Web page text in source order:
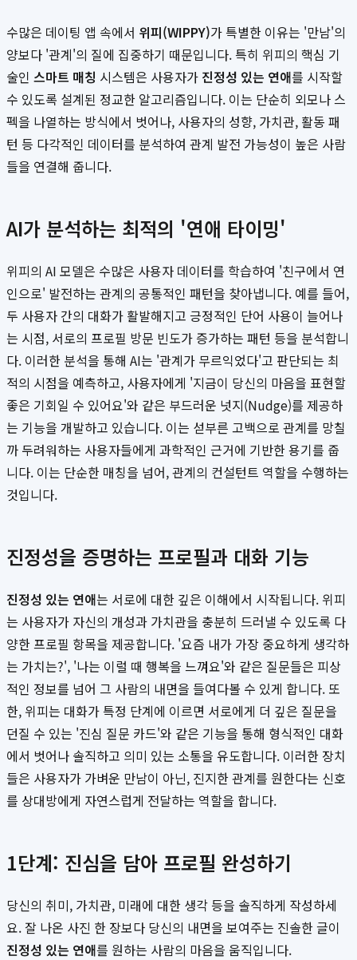
수많은 데이팅 앱 속에서 위피(WIPPY)가 특별한 이유는 '만남'의
양보다 '관계'의 질에 집중하기 때문입니다. 특히 위피의 핵심 기
술인 스마트 매칭 시스템은 사용자가 진정성 있는 연애를 시작할
수 있도록 설계된 정교한 알고리즘입니다. 이는 단순히 외모나 스
펙을 나열하는 방식에서 벗어나, 사용자의 성향, 가치관, 활동 패
턴 등 다각적인 데이터를 분석하여 관계 발전 가능성이 높은 사람
들을 연결해 줍니다.
AI가 분석하는 최적의 '연애 타이밍'
위피의 AI 모델은 수많은 사용자 데이터를 학습하여 '친구에서 연
인으로' 발전하는 관계의 공통적인 패턴을 찾아냅니다. 예를 들어,
두 사용자 간의 대화가 활발해지고 긍정적인 단어 사용이 늘어나
는 시점, 서로의 프로필 방문 빈도가 증가하는 패턴 등을 분석합니
다. 이러한 분석을 통해 AI는 '관계가 무르익었다'고 판단되는 최
적의 시점을 예측하고, 사용자에게 '지금이 당신의 마음을 표현할
좋은 기회일 수 있어요'와 같은 부드러운 넛지(Nudge)를 제공하
는 기능을 개발하고 있습니다. 이는 섣부른 고백으로 관계를 망칠
까 두려워하는 사용자들에게 과학적인 근거에 기반한 용기를 줍
니다. 이는 단순한 매칭을 넘어, 관계의 컨설턴트 역할을 수행하는
것입니다.
진정성을 증명하는 프로필과 대화 기능
진정성 있는 연애는 서로에 대한 깊은 이해에서 시작됩니다. 위피
는 사용자가 자신의 개성과 가치관을 충분히 드러낼 수 있도록 다
양한 프로필 항목을 제공합니다. '요즘 내가 가장 중요하게 생각하
는 가치는?', '나는 이럴 때 행복을 느껴요'와 같은 질문들은 피상
적인 정보를 넘어 그 사람의 내면을 들여다볼 수 있게 합니다. 또
한, 위피는 대화가 특정 단계에 이르면 서로에게 더 깊은 질문을
던질 수 있는 '진심 질문 카드'와 같은 기능을 통해 형식적인 대화
에서 벗어나 솔직하고 의미 있는 소통을 유도합니다. 이러한 장치
들은 사용자가 가벼운 만남이 아닌, 진지한 관계를 원한다는 신호
를 상대방에게 자연스럽게 전달하는 역할을 합니다.
1단계: 진심을 담아 프로필 완성하기
당신의 취미, 가치관, 미래에 대한 생각 등을 솔직하게 작성하세
요. 잘 나온 사진 한 장보다 당신의 내면을 보여주는 진솔한 글이
진정성 있는 연애를 원하는 사람의 마음을 움직입니다.